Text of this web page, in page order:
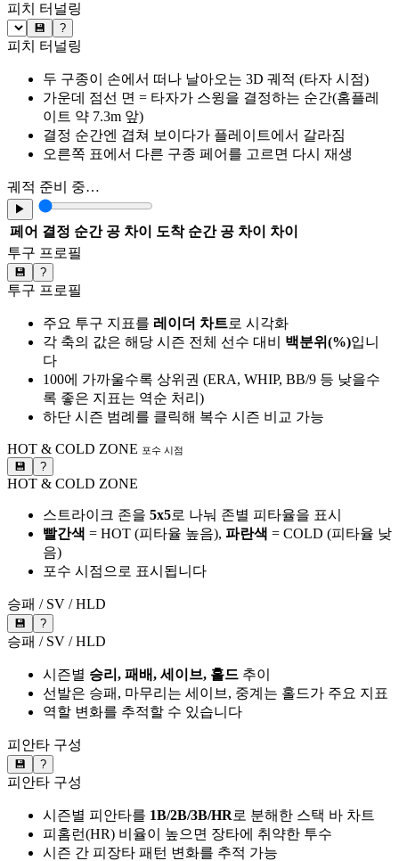
피치 터널링
💾 ?
피치 터널링
두 구종이 손에서 떠나 날아오는 3D 궤적 (타자 시점)
가운데 점선 면 = 타자가 스윙을 결정하는 순간(홈플레
이트 약 7.3m 앞)
결정 순간엔 겹쳐 보이다가 플레이트에서 갈라짐
오른쪽 표에서 다른 구종 페어를 고르면 다시 재생
궤적 준비 중…
▶
페어 결정 순간 공 차이 도착 순간 공 차이
차이
투구 프로필
💾 ?
투구 프로필
주요 투구 지표를 레이더 차트로 시각화
각 축의 값은 해당 시즌 전체 선수 대비 백분위(%)입니
다
100에 가까울수록 상위권 (ERA, WHIP, BB/9 등 낮을수
록 좋은 지표는 역순 처리)
하단 시즌 범례를 클릭해 복수 시즌 비교 가능
HOT & COLD ZONE 포수 시점
💾 ?
HOT & COLD ZONE
스트라이크 존을 5x5로 나눠 존별 피타율을 표시
빨간색 = HOT (피타율 높음), 파란색 = COLD (피타율 낮
음)
포수 시점으로 표시됩니다
승패 / SV / HLD
💾 ?
승패 / SV / HLD
시즌별 승리, 패배, 세이브, 홀드 추이
선발은 승패, 마무리는 세이브, 중계는 홀드가 주요 지표
역할 변화를 추적할 수 있습니다
피안타 구성
💾 ?
피안타 구성
시즌별 피안타를 1B/2B/3B/HR로 분해한 스택 바 차트
피홈런(HR) 비율이 높으면 장타에 취약한 투수
시즌 간 피장타 패턴 변화를 추적 가능